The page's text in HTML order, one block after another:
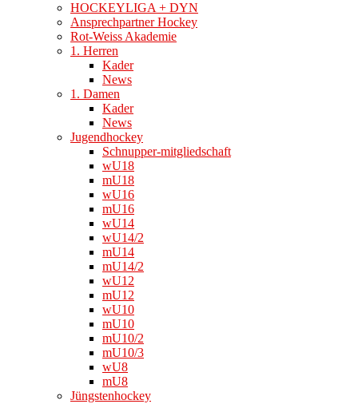
HOCKEYLIGA + DYN
Ansprechpartner Hockey
Rot-Weiss Akademie
1. Herren
Kader
News
1. Damen
Kader
News
Jugendhockey
Schnupper-mitgliedschaft
wU18
mU18
wU16
mU16
wU14
wU14/2
mU14
mU14/2
wU12
mU12
wU10
mU10
mU10/2
mU10/3
wU8
mU8
Jüngstenhockey